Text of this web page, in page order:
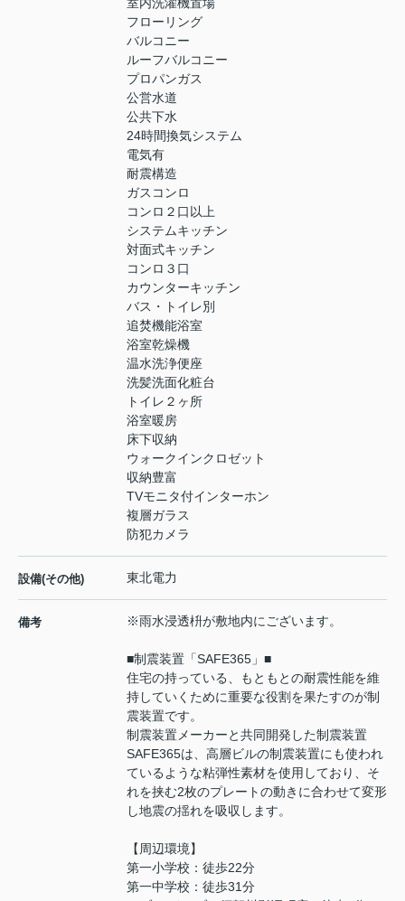
フローリング
バルコニー
ルーフバルコニー
プロパンガス
公営水道
公共下水
24時間換気システム
電気有
耐震構造
ガスコンロ
コンロ２口以上
システムキッチン
対面式キッチン
コンロ３口
カウンターキッチン
バス・トイレ別
追焚機能浴室
浴室乾燥機
温水洗浄便座
洗髪洗面化粧台
トイレ２ヶ所
浴室暖房
床下収納
ウォークインクロゼット
収納豊富
TVモニタ付インターホン
複層ガラス
防犯カメラ
設備(その他) 東北電力
備考 ※雨水浸透枡が敷地内にございます。
■制震装置「SAFE365」■
住宅の持っている、もともとの耐震性能を維
持していくために重要な役割を果たすのが制
震装置です。
制震装置メーカーと共同開発した制震装置
SAFE365は、高層ビルの制震装置にも使われ
ているような粘弾性素材を使用しており、そ
れを挟む2枚のプレートの動きに合わせて変形
し地震の揺れを吸収します。
【周辺環境】
第一小学校：徒歩22分
第一中学校：徒歩31分